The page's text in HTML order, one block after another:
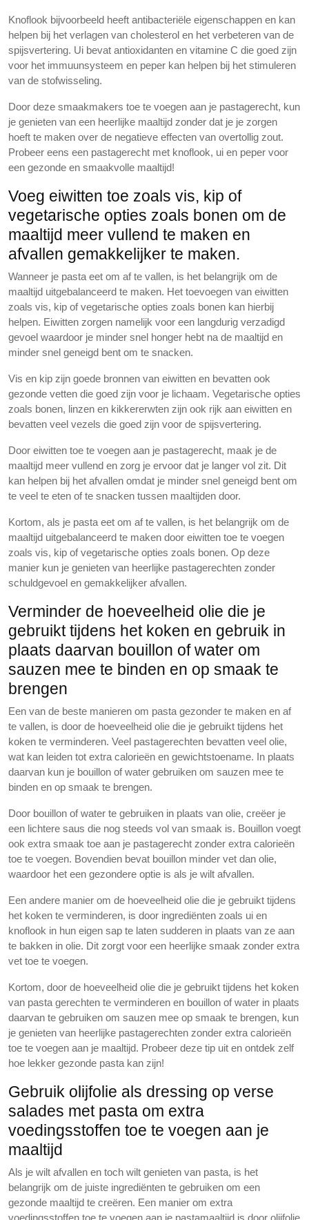
Knoflook bijvoorbeeld heeft antibacteriële eigenschappen en kan
helpen bij het verlagen van cholesterol en het verbeteren van de
spijsvertering. Ui bevat antioxidanten en vitamine C die goed zijn
voor het immuunsysteem en peper kan helpen bij het stimuleren
van de stofwisseling.
Door deze smaakmakers toe te voegen aan je pastagerecht, kun
je genieten van een heerlijke maaltijd zonder dat je je zorgen
hoeft te maken over de negatieve effecten van overtollig zout.
Probeer eens een pastagerecht met knoflook, ui en peper voor
een gezonde en smaakvolle maaltijd!
Voeg eiwitten toe zoals vis, kip of
vegetarische opties zoals bonen om de
maaltijd meer vullend te maken en
afvallen gemakkelijker te maken.
Wanneer je pasta eet om af te vallen, is het belangrijk om de
maaltijd uitgebalanceerd te maken. Het toevoegen van eiwitten
zoals vis, kip of vegetarische opties zoals bonen kan hierbij
helpen. Eiwitten zorgen namelijk voor een langdurig verzadigd
gevoel waardoor je minder snel honger hebt na de maaltijd en
minder snel geneigd bent om te snacken.
Vis en kip zijn goede bronnen van eiwitten en bevatten ook
gezonde vetten die goed zijn voor je lichaam. Vegetarische opties
zoals bonen, linzen en kikkererwten zijn ook rijk aan eiwitten en
bevatten veel vezels die goed zijn voor de spijsvertering.
Door eiwitten toe te voegen aan je pastagerecht, maak je de
maaltijd meer vullend en zorg je ervoor dat je langer vol zit. Dit
kan helpen bij het afvallen omdat je minder snel geneigd bent om
te veel te eten of te snacken tussen maaltijden door.
Kortom, als je pasta eet om af te vallen, is het belangrijk om de
maaltijd uitgebalanceerd te maken door eiwitten toe te voegen
zoals vis, kip of vegetarische opties zoals bonen. Op deze
manier kun je genieten van heerlijke pastagerechten zonder
schuldgevoel en gemakkelijker afvallen.
Verminder de hoeveelheid olie die je
gebruikt tijdens het koken en gebruik in
plaats daarvan bouillon of water om
sauzen mee te binden en op smaak te
brengen
Een van de beste manieren om pasta gezonder te maken en af
te vallen, is door de hoeveelheid olie die je gebruikt tijdens het
koken te verminderen. Veel pastagerechten bevatten veel olie,
wat kan leiden tot extra calorieën en gewichtstoename. In plaats
daarvan kun je bouillon of water gebruiken om sauzen mee te
binden en op smaak te brengen.
Door bouillon of water te gebruiken in plaats van olie, creëer je
een lichtere saus die nog steeds vol van smaak is. Bouillon voegt
ook extra smaak toe aan je pastagerecht zonder extra calorieën
toe te voegen. Bovendien bevat bouillon minder vet dan olie,
waardoor het een gezondere optie is als je wilt afvallen.
Een andere manier om de hoeveelheid olie die je gebruikt tijdens
het koken te verminderen, is door ingrediënten zoals ui en
knoflook in hun eigen sap te laten sudderen in plaats van ze aan
te bakken in olie. Dit zorgt voor een heerlijke smaak zonder extra
vet toe te voegen.
Kortom, door de hoeveelheid olie die je gebruikt tijdens het koken
van pasta gerechten te verminderen en bouillon of water in plaats
daarvan te gebruiken om sauzen mee op smaak te brengen, kun
je genieten van heerlijke pastagerechten zonder extra calorieën
toe te voegen aan je maaltijd. Probeer deze tip uit en ontdek zelf
hoe lekker gezonde pasta kan zijn!
Gebruik olijfolie als dressing op verse
salades met pasta om extra
voedingsstoffen toe te voegen aan je
maaltijd
Als je wilt afvallen en toch wilt genieten van pasta, is het
belangrijk om de juiste ingrediënten te gebruiken om een
gezonde maaltijd te creëren. Een manier om extra
voedingsstoffen toe te voegen aan je pastamaaltijd is door olijfolie